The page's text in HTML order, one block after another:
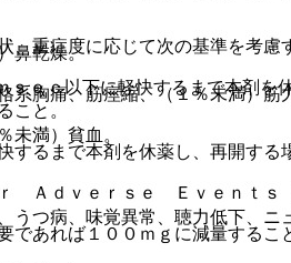
鼻乾燥。
胸痛、筋痙縮、（１％未満）筋
満）貧血。
つ病、味覚異常、聴力低下、ニ
重症度に応じて次の基準を考慮
ｅｃ以下に軽快するまで本剤を
こと。
るまで本剤を休薬し、再開する
ｄｖｅｒｓｅ Ｅｖｅｎｔｓ（
あれば１００ｍｇに減量するこ